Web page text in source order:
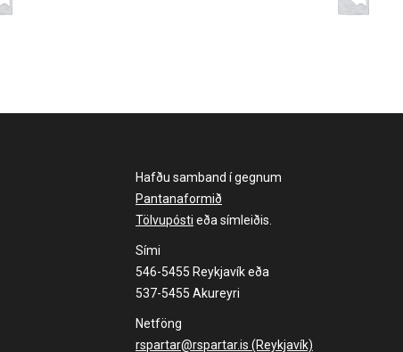
Hafðu samband í gegnum
Pantanaformið
Tölvupósti eða símleiðis.
Sími
546-5455 Reykjavík eða
537-5455 Akureyri
Netföng
rspartar@rspartar.is (Reykjavík)